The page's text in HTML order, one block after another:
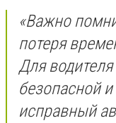
«Важно
потеря
Для
безопасной
исправный